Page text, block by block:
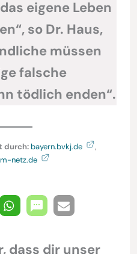
eigene Leben
so Dr. Haus,
müssen
falsche
tödlich enden“.
durch:bayern.bvkj.de
,
netz.de
dass dir unser